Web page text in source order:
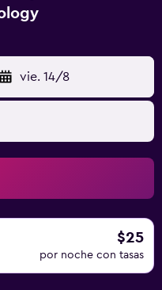
vie. 14/8
$25
por noche con tasas